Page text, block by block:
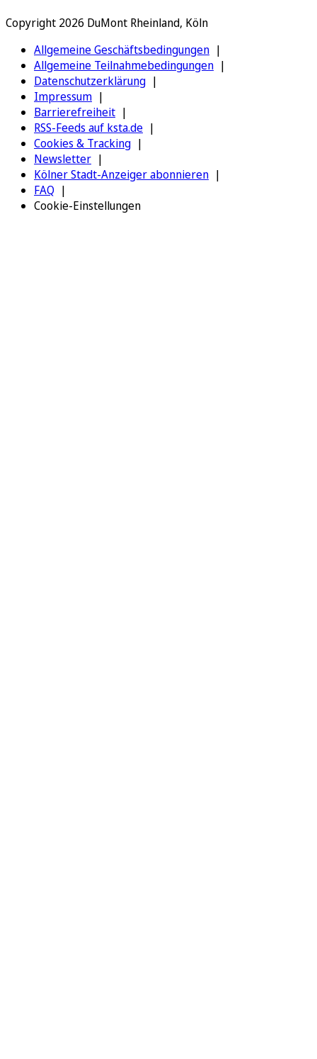
Copyright 2026 DuMont Rheinland, Köln
Allgemeine Geschäftsbedingungen
Allgemeine Teilnahmebedingungen
Datenschutzerklärung
Impressum
Barrierefreiheit
RSS-Feeds auf ksta.de
Cookies & Tracking
Newsletter
Kölner Stadt-Anzeiger abonnieren
FAQ
Cookie-Einstellungen